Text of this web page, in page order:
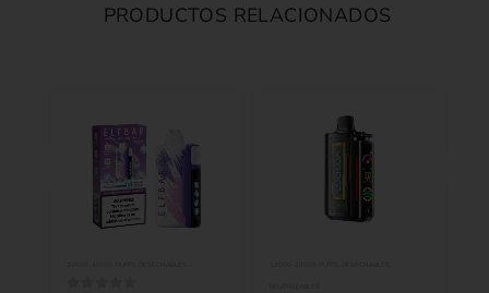
PRODUCTOS RELACIONADOS